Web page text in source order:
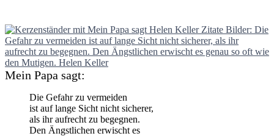
Mein Papa sagt:
Die Gefahr zu vermeiden
ist auf lange Sicht nicht sicherer,
als ihr aufrecht zu begegnen.
Den Ängstlichen erwischt es